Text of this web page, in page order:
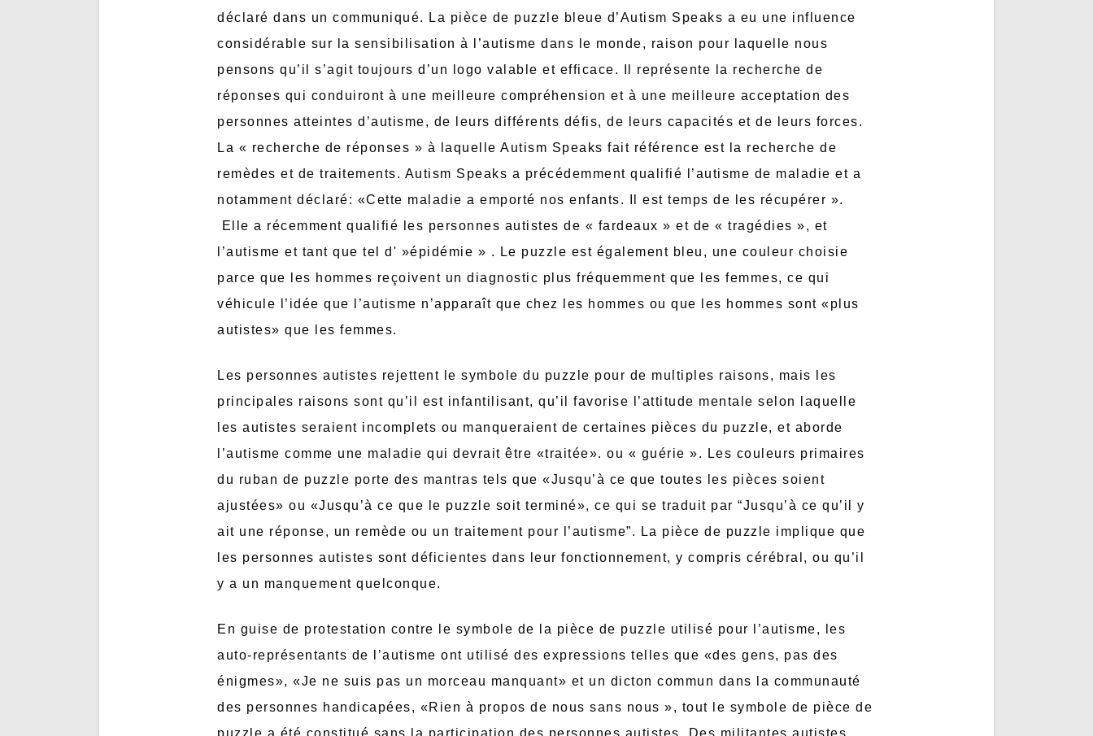
déclaré dans un communiqué. La pièce de puzzle bleue d’Autism Speaks a eu une influence
considérable sur la sensibilisation à l’autisme dans le monde, raison pour laquelle nous
pensons qu’il s’agit toujours d’un logo valable et efficace. Il représente la recherche de
réponses qui conduiront à une meilleure compréhension et à une meilleure acceptation des
personnes atteintes d’autisme, de leurs différents défis, de leurs capacités et de leurs forces.
La « recherche de réponses » à laquelle Autism Speaks fait référence est la recherche de
remèdes et de traitements. Autism Speaks a précédemment qualifié l’autisme de maladie et a
notamment déclaré: «Cette maladie a emporté nos enfants. Il est temps de les récupérer ».
Elle a récemment qualifié les personnes autistes de « fardeaux » et de « tragédies », et
l’autisme et tant que tel d' »épidémie » . Le puzzle est également bleu, une couleur choisie
parce que les hommes reçoivent un diagnostic plus fréquemment que les femmes, ce qui
véhicule l’idée que l’autisme n’apparaît que chez les hommes ou que les hommes sont «plus
autistes» que les femmes.
Les personnes autistes rejettent le symbole du puzzle pour de multiples raisons, mais les
principales raisons sont qu’il est infantilisant, qu’il favorise l’attitude mentale selon laquelle
les autistes seraient incomplets ou manqueraient de certaines pièces du puzzle, et aborde
l’autisme comme une maladie qui devrait être «traitée». ou « guérie ». Les couleurs primaires
du ruban de puzzle porte des mantras tels que «Jusqu’à ce que toutes les pièces soient
ajustées» ou «Jusqu’à ce que le puzzle soit terminé», ce qui se traduit par “Jusqu’à ce qu’il y
ait une réponse, un remède ou un traitement pour l’autisme”. La pièce de puzzle implique que
les personnes autistes sont déficientes dans leur fonctionnement, y compris cérébral, ou qu’il
y a un manquement quelconque.
En guise de protestation contre le symbole de la pièce de puzzle utilisé pour l’autisme, les
auto-représentants de l’autisme ont utilisé des expressions telles que «des gens, pas des
énigmes», «Je ne suis pas un morceau manquant» et un dicton commun dans la communauté
des personnes handicapées, «Rien à propos de nous sans nous », tout le symbole de pièce de